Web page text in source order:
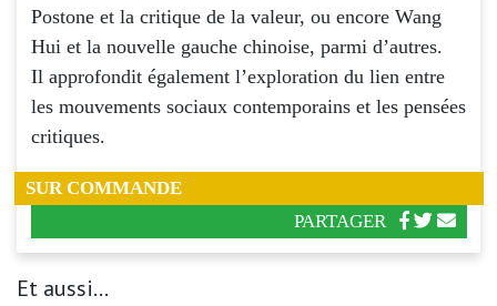
Postone et la critique de la valeur, ou encore Wang
Hui et la nouvelle gauche chinoise, parmi d’autres.
Il approfondit également l’exploration du lien entre
les mouvements sociaux contemporains et les pensées
critiques.
SUR COMMANDE
PARTAGER
Et aussi...